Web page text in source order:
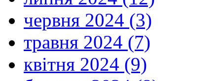
червня 2024 (3)
травня 2024 (7)
квітня 2024 (9)